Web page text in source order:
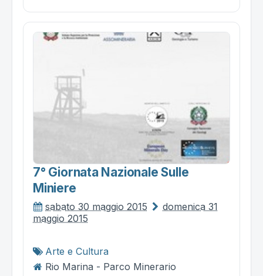
7° Giornata Nazionale Sulle
Miniere
sabato 30 maggio 2015
domenica 31
maggio 2015
Arte e Cultura
Rio Marina - Parco Minerario